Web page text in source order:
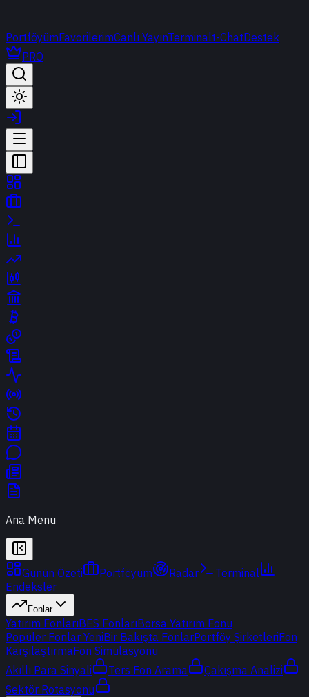
PortföyümFavorilerimCanlı YayınTerminalt-ChatDestek
PRO
Ana Menu
Günün Özeti Portföyüm Radar
Terminal
Endeksler
Fonlar
Yatırım FonlarıBES FonlarıBorsa Yatırım Fonu
Popüler Fonlar YeniBir Bakışta FonlarPortföy ŞirketleriFon
KarşılaştırmaFon Simülasyonu
Akıllı Para Sinyali
Ters Fon Arama
Çakışma Analizi
Sektör Rotasyonu